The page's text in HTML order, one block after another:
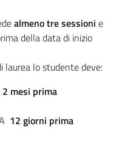
almeno tre sessioni e
della data di inizio
laurea lo studente deve:
2 mesi prima
12 giorni prima